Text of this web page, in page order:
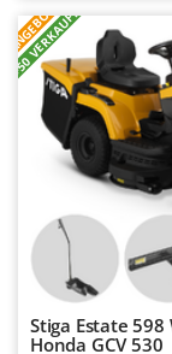
ANGEBOT
+50 VERKAUFT
Stiga Estate
Honda GCV 530